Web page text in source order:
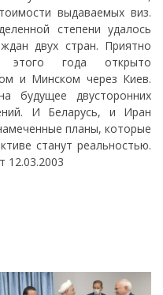
выдаваемых виз.
степени удалось
двух стран. Приятно
года открыто
и Минском через Киев.
двусторонних
И Беларусь, и Иран
планы, которые
станут реальностью.
12.03.2003